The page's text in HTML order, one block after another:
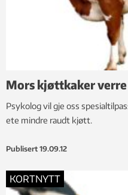
Mors kjøttkaker verre
Psykolog vil gje oss
ete mindre raudt kjøtt.
Publisert 19.09.12
KORTNYTT